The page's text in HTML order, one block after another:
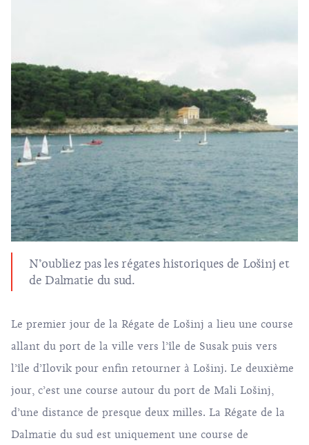
N’oubliez pas les régates historiques de Lošinj et
de Dalmatie du sud.
Le premier jour de la Régate de Lošinj a lieu une course
allant du port de la ville vers l’île de Susak puis vers
l’île d’Ilovik pour enfin retourner à Lošinj. Le deuxième
jour, c’est une course autour du port de Mali Lošinj,
d’une distance de presque deux milles. La Régate de la
Dalmatie du sud est uniquement une course de